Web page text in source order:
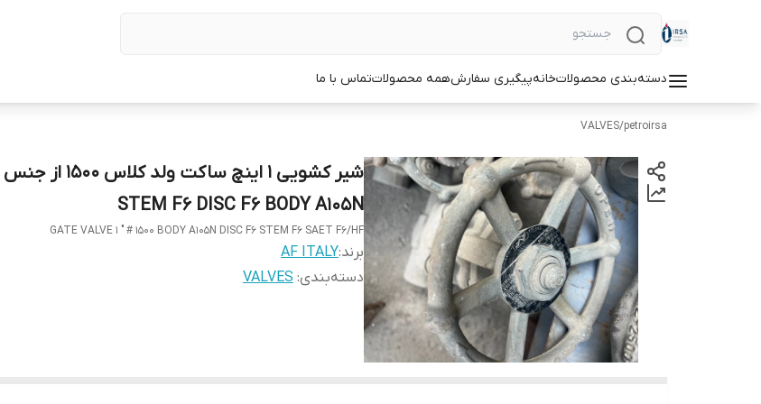
دسته‌بندی محصولاتخانهپیگیری سفارشهمه محصولاتتماس با ما
petroirsa
/
VALVES
STEM F6 DISC F6 BODY A105N
GATE VALVE 1 " # 1500 BODY A105N DISC F6 STEM F6 SAET F6/HF
برند:AF ITALY
دسته‌بندی:
VALVES